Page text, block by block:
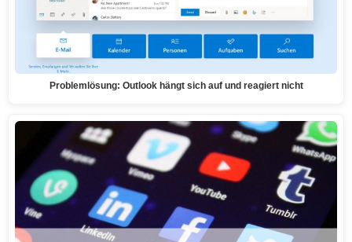
Problemlösung: Outlook hängt sich auf und reagiert nicht